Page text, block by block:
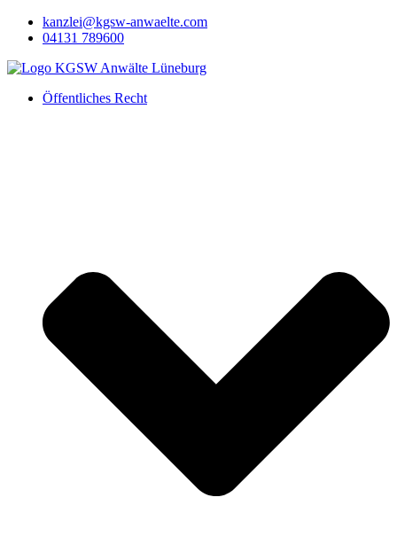
Zum
Inhalt
kanzlei@kgsw-anwaelte.com
04131 789600
Öffentliches Recht